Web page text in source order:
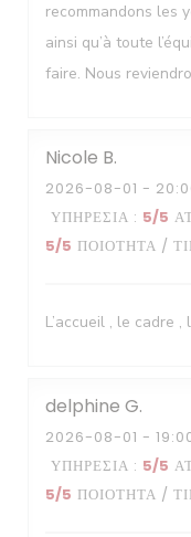
recommandons les
ainsi qu’à toute
faire. Nous
Nicole B
2026-08-01 -
ΥΠΗΡΕΣΊΑ : 5/5
5/5 ΠΟΙΌΤΗΤΑ /
L’accueil , le cadre
delphine G
2026-08-01 -
ΥΠΗΡΕΣΊΑ : 5/5
5/5 ΠΟΙΌΤΗΤΑ /